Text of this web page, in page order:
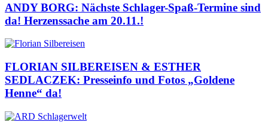
ANDY BORG: Nächste Schlager-Spaß-Termine sind
da! Herzenssache am 20.11.!
FLORIAN SILBEREISEN & ESTHER
SEDLACZEK: Presseinfo und Fotos „Goldene
Henne“ da!